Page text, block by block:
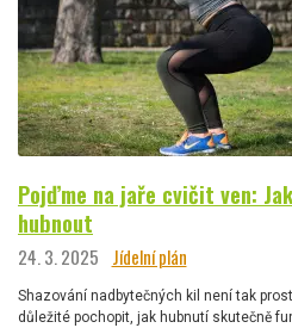
Pojďme na jaře cvičit ven:
hubnout
24. 3. 2025 Jídelní plán
Shazování nadbytečných kil není tak
důležité pochopit, jak hubnutí skutečně